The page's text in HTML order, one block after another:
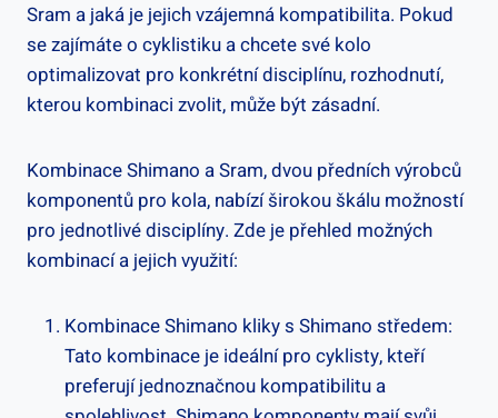
Sram a ⁤jaká je jejich vzájemná ​kompatibilita. ⁢Pokud
se zajímáte o cyklistiku ⁣a chcete své kolo
optimalizovat ⁢pro konkrétní disciplínu, rozhodnutí,
⁢kterou ⁣kombinaci ⁤zvolit, může být zásadní.
Kombinace Shimano a Sram, dvou ‍předních výrobců
komponentů pro ⁣kola, nabízí​ širokou ⁣škálu⁣ možností
⁤pro jednotlivé disciplíny. Zde je přehled možných‌
kombinací⁤ a jejich využití:
Kombinace‌ Shimano ⁢kliky s Shimano středem:
Tato kombinace je ‌ideální​ pro⁢ cyklisty, ​kteří
preferují jednoznačnou kompatibilitu⁢ a‍